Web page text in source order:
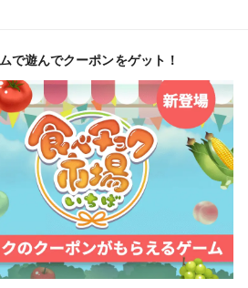
で遊んでクーポンをゲット！